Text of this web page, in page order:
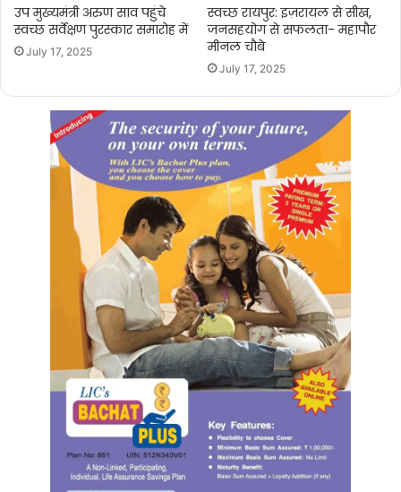
उप मुख्यमंत्री अरुण साव पहुंचे
स्वच्छ सर्वेक्षण पुरस्कार समारोह में
July 17, 2025
स्वच्छ रायपुर: इज़रायल से सीख,
जनसहयोग से सफलता- महापौर
मीनल चौबे
July 17, 2025